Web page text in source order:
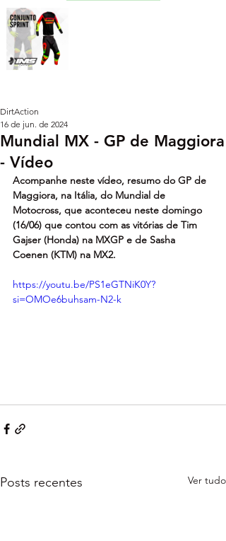
Mundial MX - GP de Maggiora
- Vídeo
DirtAction
16 de jun. de 2024
Acompanhe neste vídeo, resumo do GP de
Maggiora, na Itália, do Mundial de
Motocross, que aconteceu neste domingo
(16/06) que contou com as vitórias de Tim
Gajser (Honda) na MXGP e de Sasha
Coenen (KTM) na MX2.
https://youtu.be/PS1eGTNiK0Y?
si=OMOe6buhsam-N2-k
Posts recentes Ver tudo